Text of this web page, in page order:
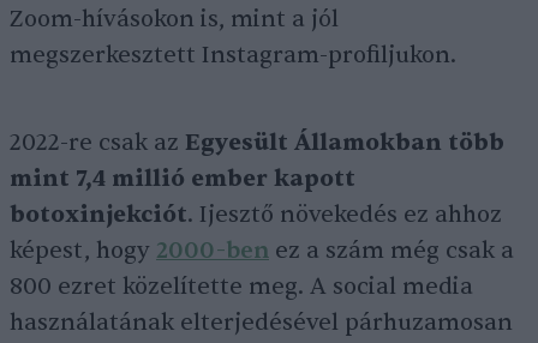
Zoom-hívásokon is, mint a jól
megszerkesztett Instagram-profiljukon.
2022-re csak az Egyesült Államokban több
mint 7,4 millió ember kapott
botoxinjekciót. Ijesztő növekedés ez ahhoz
képest, hogy 2000-ben ez a szám még csak a
800 ezret közelítette meg. A social media
használatának elterjedésével párhuzamosan